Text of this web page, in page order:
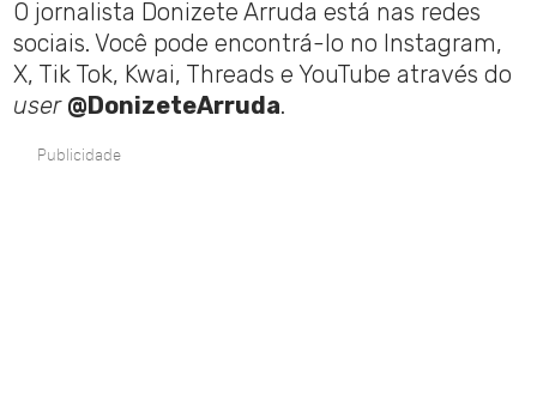
O jornalista Donizete Arruda está nas redes
sociais. Você pode encontrá-lo no Instagram,
X, Tik Tok, Kwai, Threads e YouTube através do
user @DonizeteArruda.
Publicidade